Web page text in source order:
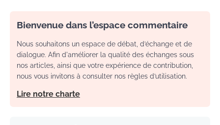
Bienvenue dans l’espace commentaire
Nous souhaitons un espace de débat, d’échange et de
dialogue. Afin d'améliorer la qualité des échanges sous
nos articles, ainsi que votre expérience de contribution,
nous vous invitons à consulter nos règles d’utilisation.
Lire notre charte